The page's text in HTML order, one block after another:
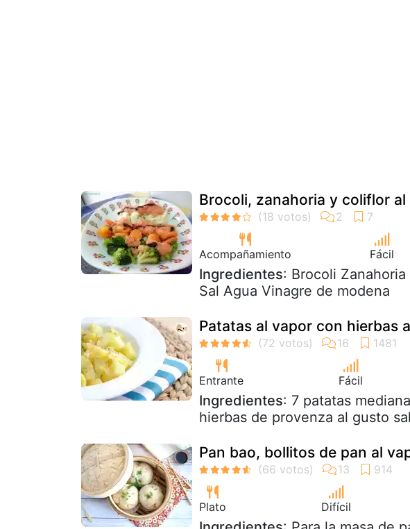
Brocoli, zanahoria y coliflor
Acompañamiento Fácil
Ingredientes: Brocoli
Sal Agua Vinagre de modena
Patatas al vapor con hierbas
Entrante Fácil
Ingredientes: 7 patatas
hierbas de provenza al gusto
Pan bao, bollitos de pan al
Plato Difícil